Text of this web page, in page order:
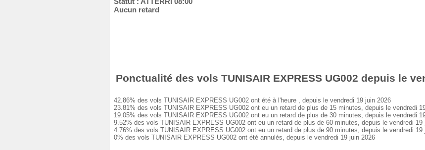
Aucun retard
Ponctualité des vols TUNISAIR EXPRESS UG002 depuis le
42.86% des vols TUNISAIR EXPRESS UG002 ont été à l'heure , depuis le vendredi 19 juin 2026
23.81% des vols TUNISAIR EXPRESS UG002 ont eu un retard de plus de 15 minutes, depuis le vendredi
19.05% des vols TUNISAIR EXPRESS UG002 ont eu un retard de plus de 30 minutes, depuis le vendredi
9.52% des vols TUNISAIR EXPRESS UG002 ont eu un retard de plus de 60 minutes, depuis le vendredi 19
4.76% des vols TUNISAIR EXPRESS UG002 ont eu un retard de plus de 90 minutes, depuis le vendredi 19
0% des vols TUNISAIR EXPRESS UG002 ont été annulés, depuis le vendredi 19 juin 2026